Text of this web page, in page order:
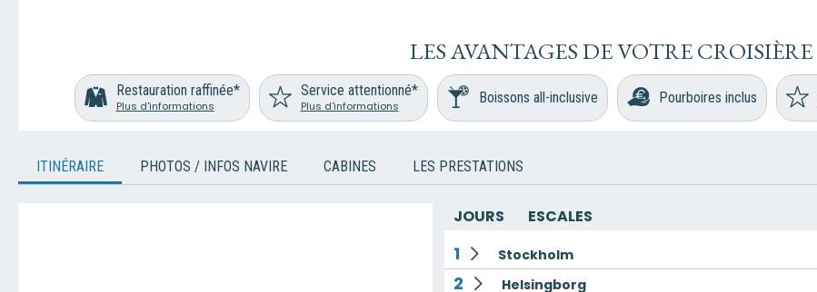
LES AVANTAGES DE VOTRE CROISIÈRE
Restauration raffinée*
Plus d'informations
Service attentionné*
Plus d'informations Boissons all-inclusive Pourboires inclus
ITINÉRAIRE PHOTOS / INFOS NAVIRE CABINES LES PRESTATIONS
JOURS ESCALES
1 Stockholm
2 Helsingborg